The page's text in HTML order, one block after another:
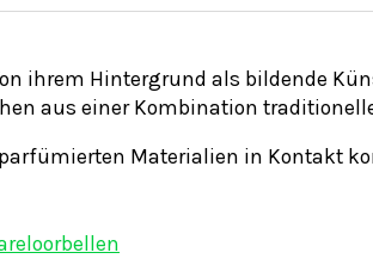
ihrem Hintergrund als bildende
aus einer Kombination
Materialien in Kontakt